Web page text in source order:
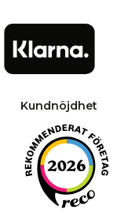
Kundnöjdhet